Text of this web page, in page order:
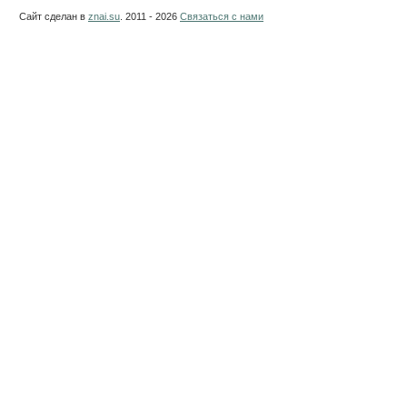
Сайт сделан в znai.su . 2011 - 2026 Связаться с нами